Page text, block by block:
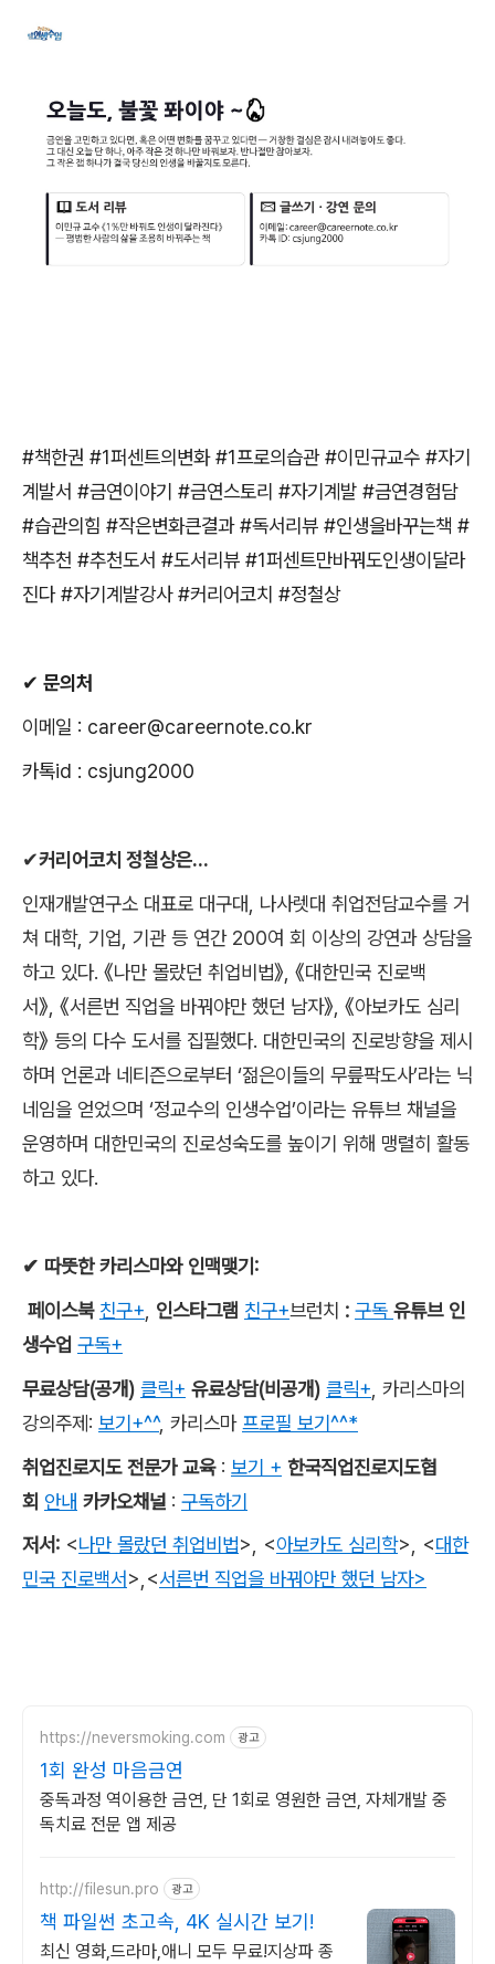
#책한권 #1퍼센트의변화#1프로의습관#이민규교수 #자기
계발서 #금연이야기 #금연스토리 #자기계발 #금연경험담
#습관의힘 #작은변화큰결과#독서리뷰 #인생을바꾸는책 #
책추천 #추천도서 #도서리뷰 #1퍼센트만바꿔도인생이달라
진다#자기계발강사#커리어코치 #정철상
✔ 문의처
이메일 : career@careernote.co.kr
카톡id : csjung2000
✔커리어코치 정철상은...
인재개발연구소 대표로 대구대 나사렛대 취업전담교수를 거
쳐 대학, 기업 기관 등 연간 200여 회 이상의 강연과 상담을
하고 있다. 《나만 몰랐던 취업비법》 《대한민국 진로백
서》 《서른번 직업을 바꿔야만 했던 남자》 《아보카도 심리
학》 등의 다수 도서를 집필했다. 대한민국의 진로방향을 제시
하며 언론과 네티즌으로부터 ‘젊은이들의 무릎팍도사’라는 닉
네임을 얻었으며 ‘정교수의 인생수업’이라는 유튜브 채널을
운영하며 대한민국의 진로성숙도를 높이기 위해 맹렬히 활동
하고 있다.
✔ 따뜻한 카리스마와 인맥맺기:
페이스북 친구+ 인스타그램 친구+브런치 : 구독 유튜브 인
생수업 구독+
무료상담(공개) 클릭+ 유료상담(비공개) 클릭+ 카리스마의
강의주제: 보기+^^, 카리스마 프로필 보기^^*
취업진로지도 전문가 교육 : 보기 + 한국직업진로지도협
회 안내 카카오채널 : 구독하기
저서: <나만 몰랐던 취업비법>, <아보카도 심리학>, <대한
민국 진로백서>,<서른번 직업을 바꿔야만 했던 남자>
https://neversmoking.com 광고
1회 완성 마음금연
중독과정 역이용한 금연, 단 1회로 영원한 금연, 자체개발 중
독치료 전문 앱 제공
http://filesun.pro 광고
책 파일썬 초고속, 4K 실시간 보기!
최신 영화,드라마,애니 모두 무료!지상파 종